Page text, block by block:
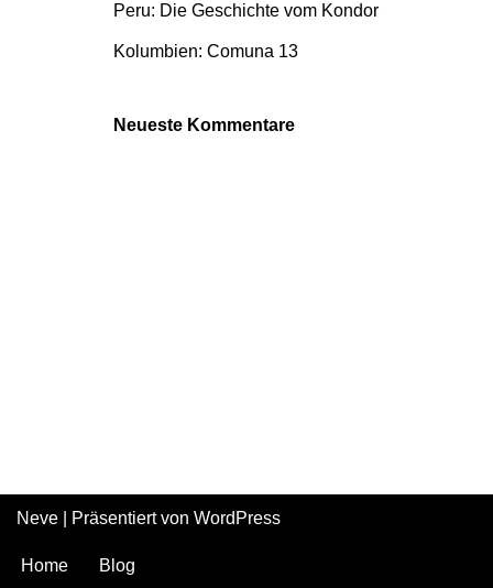
Peru: Die Geschichte vom Kondor
Kolumbien: Comuna 13
Neueste Kommentare
Neve | Präsentiert von WordPress
Home Blog